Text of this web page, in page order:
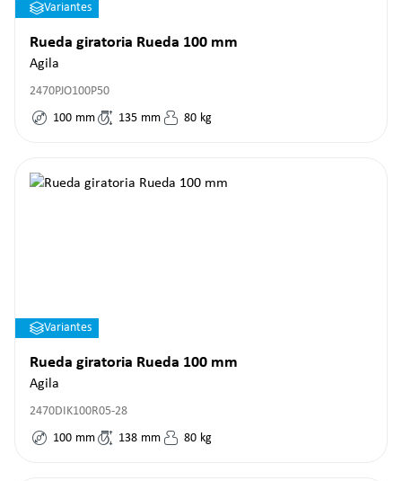
Variantes
Rueda giratoria Rueda 100 mm
Agila
2470PJO100P50
100 mm 135 mm 80 kg
Variantes
Rueda giratoria Rueda 100 mm
Agila
2470DIK100R05-28
100 mm 138 mm 80 kg